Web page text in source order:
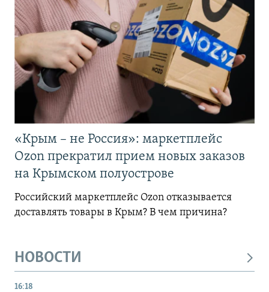
«Крым – не Россия»: маркетплейс
Ozon прекратил прием новых заказов
на Крымском полуострове
Российский маркетплейс Ozon отказывается
доставлять товары в Крым? В чем причина?
НОВОСТИ
16:18